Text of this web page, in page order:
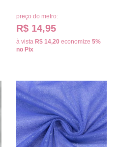
preço do metro:
R$ 14,95
à vista R$ 14,20 economize 5%
no Pix